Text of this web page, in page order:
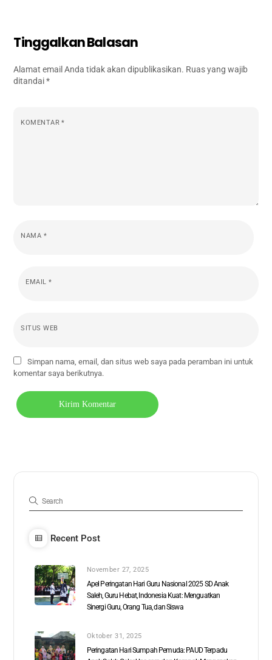
Tinggalkan Balasan
Alamat email Anda tidak akan dipublikasikan. Ruas yang wajib
ditandai*
KOMENTAR*
NAMA *
EMAIL*
SITUS WEB
Simpan nama, email, dan situs web saya pada peramban ini untuk
komentar saya berikutnya.
Recent Post
November 27, 2025
Apel Peringatan Hari Guru Nasional 2025 SD Anak
Saleh, Guru Hebat, Indonesia Kuat: Menguatkan
Sinergi Guru, Orang Tua, dan Siswa
Oktober 31, 2025
Peringatan Hari Sumpah Pemuda: PAUD Terpadu